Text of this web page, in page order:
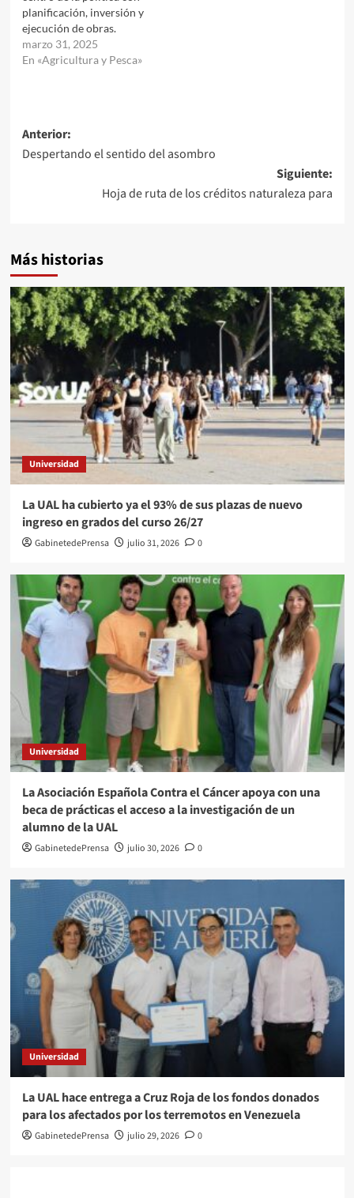
planificación, inversión y
ejecución de obras.
marzo 31, 2025
En «Agricultura y Pesca»
Navegación
de
entradas
Anterior:
Despertando el sentido del asombro
Siguiente:
Hoja de ruta de los créditos naturaleza para
Más historias
Universidad
La UAL ha cubierto ya el 93% de sus plazas de nuevo
ingreso en grados del curso 26/27
GabinetedePrensa julio 31, 2026 0
Universidad
La Asociación Española Contra el Cáncer apoya con una
beca de prácticas el acceso a la investigación de un
alumno de la UAL
GabinetedePrensa julio 30, 2026 0
Universidad
La UAL hace entrega a Cruz Roja de los fondos donados
para los afectados por los terremotos en Venezuela
GabinetedePrensa julio 29, 2026 0